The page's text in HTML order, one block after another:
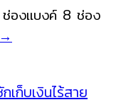
ช่องแบงค์ 8 ช่อง
MK410M
งิน